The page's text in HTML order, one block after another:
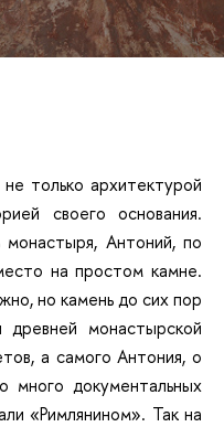
только архитектурой
своего основания.
монастыря, Антоний, по
на простом камне.
но камень до сих пор
монастырской
а самого Антония, о
много документальных
«Римлянином». Так на